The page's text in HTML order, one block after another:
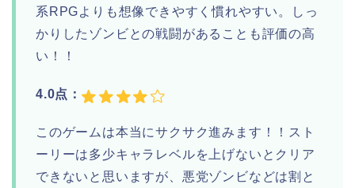
系RPGよりも想像できやすく慣れやすい。しっ
かりしたゾンビとの戦闘があることも評価の高
い！！
4.0点：
このゲームは本当にサクサク進みます！！スト
ーリーは多少キャラレベルを上げないとクリア
できないと思いますが、悪党ゾンビなどは割と